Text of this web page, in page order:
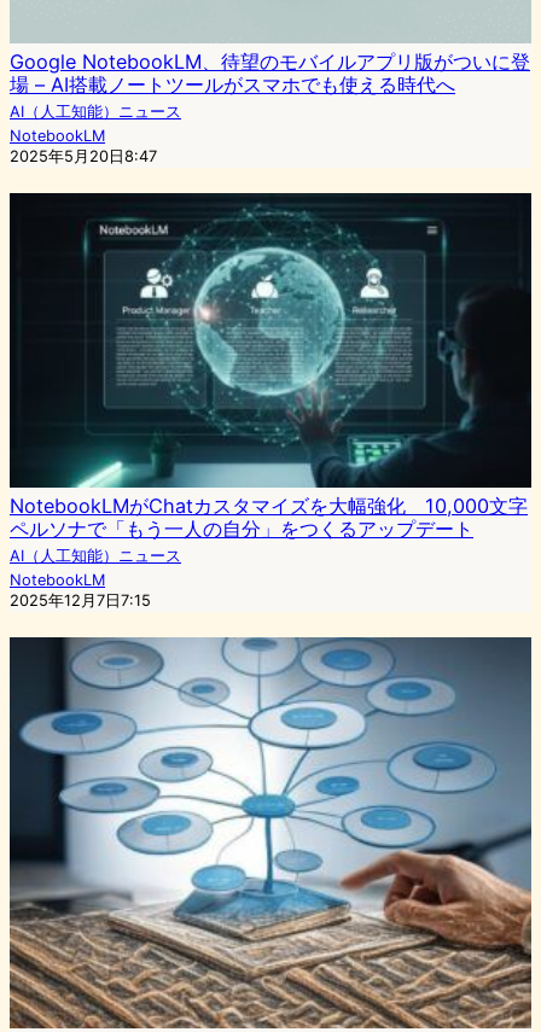
Google NotebookLM、待望のモバイルアプリ版がついに登
場 – AI搭載ノートツールがスマホでも使える時代へ
AI（人工知能）ニュース
NotebookLM
2025年5月20日8:47
NotebookLMがChatカスタマイズを大幅強化 10,000文字
ペルソナで「もう一人の自分」をつくるアップデート
AI（人工知能）ニュース
NotebookLM
2025年12月7日7:15